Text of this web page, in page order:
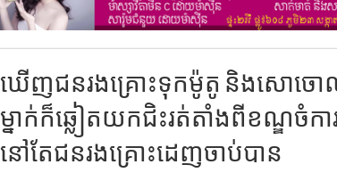
ឃើញជនរងគ្រោះទុកម៉ូតូ និងសោច
ម្នាក់ក៏ឆ្លៀតយកជិះរត់តាំងពីខណ្ឌចំ
នៅតែជនរងគ្រោះដេញចាប់បាន